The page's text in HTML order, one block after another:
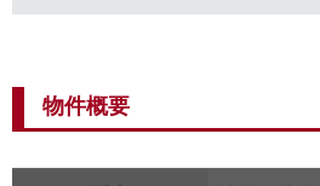
物件概要